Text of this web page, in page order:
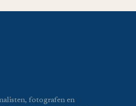
fotografen en